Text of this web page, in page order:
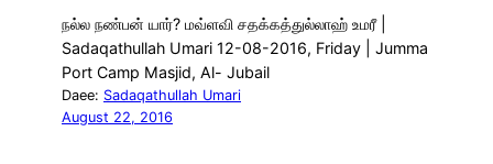
நல்ல நண்பன் யார்? மவ்ளவி சதக்கத்துல்லாஹ் உமரீ |
Sadaqathullah Umari 12-08-2016, Friday | Jumma
Port Camp Masjid, Al- Jubail
Daee: Sadaqathullah Umari
August 22, 2016